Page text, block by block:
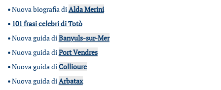
•Nuova biografia diAlda Merini
• 101 frasi celebri di Totò
•Nuova guida diBanyuls-sur-Mer
•Nuova guida diPort Vendres
•Nuova guida diCollioure
•Nuova guida diArbatax